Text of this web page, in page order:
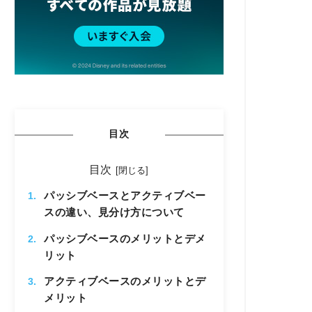
目次
目次
パッシブベースとアクティブベー
スの違い、見分け方について
パッシブベースのメリットとデメ
リット
アクティブベースのメリットとデ
メリット